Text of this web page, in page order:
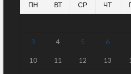
ПН ВТ СР ЧТ
3 4 5 6
10 11 12 13